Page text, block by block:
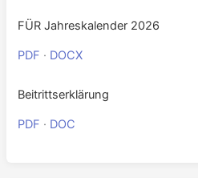
FÜR Jahreskalender 2026
PDF · DOCX
Beitrittserklärung
PDF · DOC